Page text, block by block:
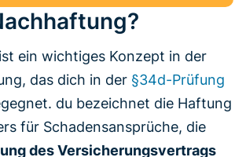
ein wichtiges Konzept in der
das dich in der §34d-Prüfung
du bezeichnet die Haftung
für Schadensansprüche, die
des Versicherungsvertrags